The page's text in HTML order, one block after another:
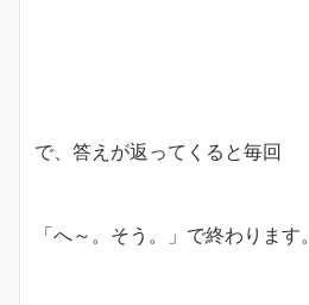
で、答えが返ってくると毎回
「へ～。そう。」で終わります。